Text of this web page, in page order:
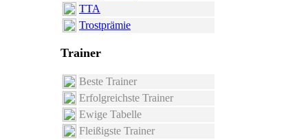
TTA
Trostprämie
Trainer
Beste Trainer
Erfolgreichste Trainer
Ewige Tabelle
Fleißigste Trainer